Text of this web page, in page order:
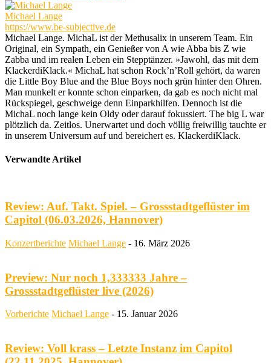
Michael Lange
https://www.be-subjective.de
Michael Lange. MichaL ist der Methusalix in unserem Team. Ein
Original, ein Sympath, ein Genießer von A wie Abba bis Z wie
Zabba und im realen Leben ein Stepptänzer. »Jawohl, das mit dem
KlackerdiKlack.« MichaL hat schon Rock’n’Roll gehört, da waren
die Little Boy Blue and the Blue Boys noch grün hinter den Ohren.
Man munkelt er konnte schon einparken, da gab es noch nicht mal
Rückspiegel, geschweige denn Einparkhilfen. Dennoch ist die
MichaL noch lange kein Oldy oder darauf fokussiert. The big L war
plötzlich da. Zeitlos. Unerwartet und doch völlig freiwillig tauchte er
in unserem Universum auf und bereichert es. KlackerdiKlack.
Verwandte Artikel
Review: Auf. Takt. Spiel. – Grossstadtgeflüster im
Capitol (06.03.2026, Hannover)
Konzertberichte Michael Lange - 16. März 2026
Preview: Nur noch 1,333333 Jahre –
Grossstadtgeflüster live (2026)
Vorberichte Michael Lange - 15. Januar 2026
Review: Voll krass – Letzte Instanz im Capitol